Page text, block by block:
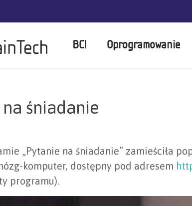
BCI Oprogramowanie
śniadanie
„Pytanie na śniadanie” zamieściła
komputer, dostępny pod adresem
programu).